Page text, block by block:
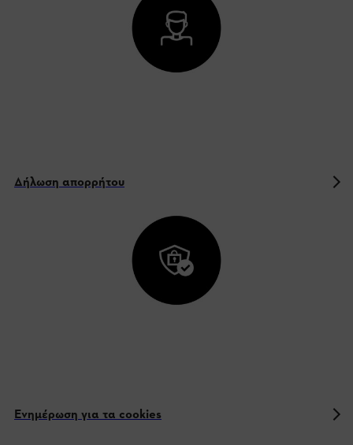
Δήλωση απορρήτου
Ενημέρωση για τα cookies